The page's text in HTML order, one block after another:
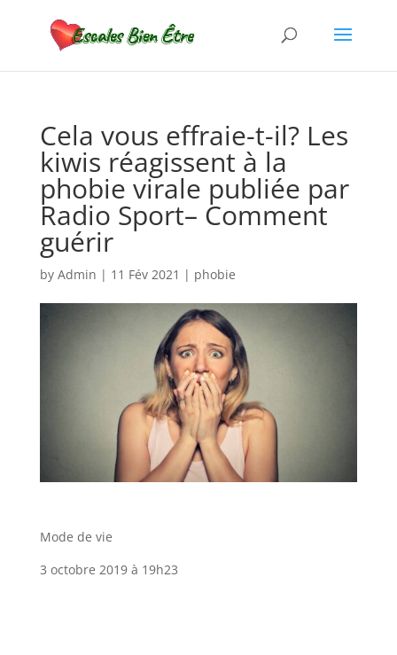
Cela vous effraie-t-il? Les
kiwis réagissent à la
phobie virale publiée par
Radio Sport– Comment
guérir
by Admin | 11 Fév 2021 | phobie
Mode de vie
3 octobre 2019 à 19h23